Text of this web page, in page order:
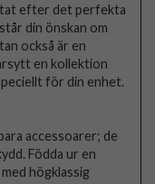
efter det perfekta
din önskan om
också är en
en kollektion
för din enhet.
accessoarer; de
Födda ur en
högklassig